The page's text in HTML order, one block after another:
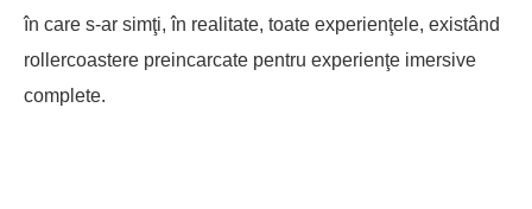
în care s-ar simţi, în realitate, toate experienţele, existând
rollercoastere preincarcate pentru experienţe imersive
complete.